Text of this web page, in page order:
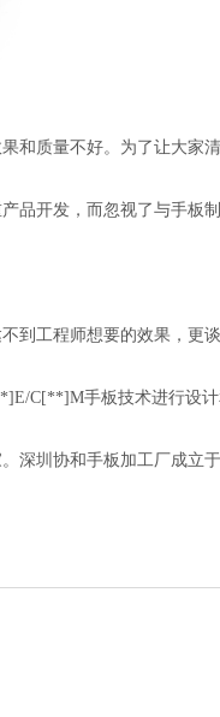
和质量不好。为了让大家
品开发，而忽视了与手板
到工程师想要的效果，更
C[**]M手板技术进行设
深圳协和手板加工厂成立